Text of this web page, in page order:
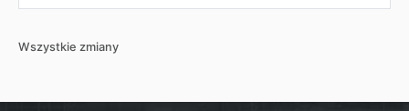
Wszystkie zmiany